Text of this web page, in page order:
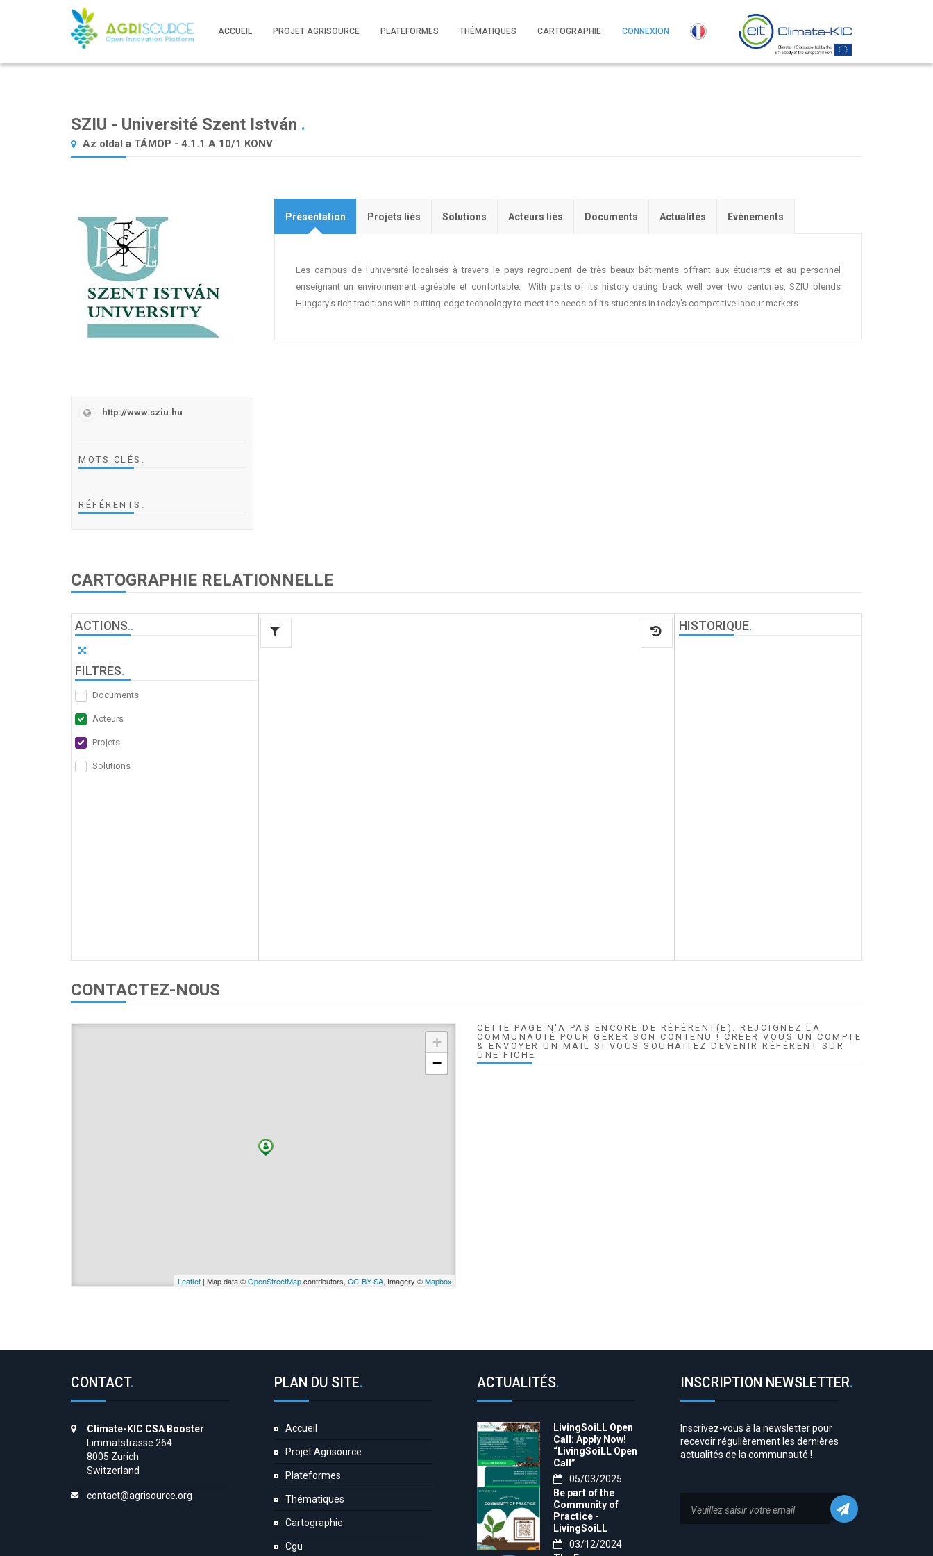
ACCUEIL PROJET AGRISOURCE PLATEFORMES THÉMATIQUES CARTOGRAPHIE CONNEXION
SZIU - Université Szent István .
Az oldal a TÁMOP - 4.1.1 A 10/1 KONV
http://www.sziu.hu
MOTS CLÉS .
RÉFÉRENTS .
Présentation Projets liés Solutions Acteurs liés Documents Actualités Evènements
Les campus de l'université localisés à travers le pays regroupent de très beaux bâtiments offrant aux étudiants et au personnel
enseignant un environnement agréable et confortable. With parts of its history dating back well over two centuries, SZIU blends
Hungary’s rich traditions with cutting-edge technology to meet the needs of its students in today’s competitive labour markets
CARTOGRAPHIE RELATIONNELLE
ACTIONS..
FILTRES.
Documents
Acteurs
Projets
Solutions
HISTORIQUE.
CONTACTEZ-NOUS
+
−
Leaflet | Map data ©OpenStreetMapcontributors, CC-BY-SA, Imagery ©Mapbox
CETTE PAGE N'A PAS ENCORE DE RÉFÉRENT(E). REJOIGNEZ LA
COMMUNAUTÉ POUR GÉRER SON CONTENU ! CRÉER VOUS UN COMPTE
& ENVOYER UN MAIL SI VOUS SOUHAITEZ DEVENIR RÉFÉRENT SUR
UNE FICHE
CONTACT.
Climate-KIC CSA Booster
Limmatstrasse 264
8005 Zurich
Switzerland
contact@agrisource.org
PLAN DU SITE.
Accueil
Projet Agrisource
Plateformes
Thématiques
Cartographie
Cgu
ACTUALITÉS.
LivingSoiLL Open
Call: Apply Now!
“LivingSoiLL Open
Call”
05/03/2025
Be part of the
Community of
Practice -
LivingSoiLL
project
LivingSoiLL
03/12/2024
INSCRIPTION NEWSLETTER.
Inscrivez-vous à la newsletter pour
recevoir régulièrement les dernières
actualités de la communauté !